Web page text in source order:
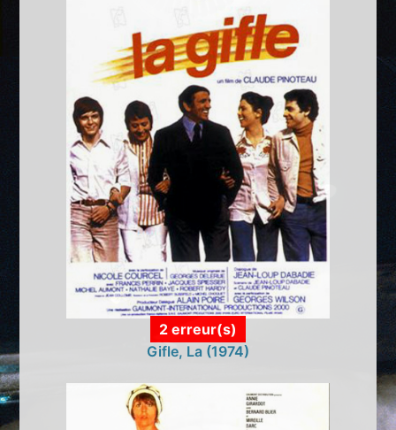
2 erreur(s)
Gifle, La (1974)